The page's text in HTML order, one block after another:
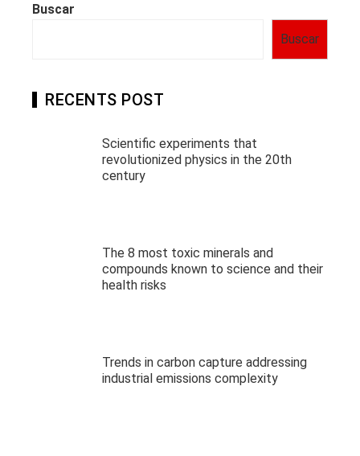
Buscar
Buscar
RECENTS POST
Scientific experiments that
revolutionized physics in the 20th
century
The 8 most toxic minerals and
compounds known to science and their
health risks
Trends in carbon capture addressing
industrial emissions complexity